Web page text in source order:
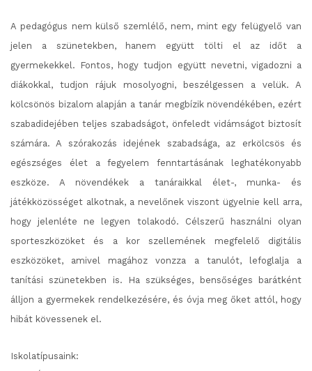
A pedagógus nem külső szemlélő, nem, mint egy felügyelő van
jelen a szünetekben, hanem együtt tölti el az időt a
gyermekekkel. Fontos, hogy tudjon együtt nevetni, vigadozni a
diákokkal, tudjon rájuk mosolyogni, beszélgessen a velük. A
kölcsönös bizalom alapján a tanár megbízik növendékében, ezért
szabadidejében teljes szabadságot, önfeledt vidámságot biztosít
számára. A szórakozás idejének szabadsága, az erkölcsös és
egészséges élet a fegyelem fenntartásának leghatékonyabb
eszköze. A növendékek a tanáraikkal élet-, munka- és
játékközösséget alkotnak, a nevelőnek viszont ügyelnie kell arra,
hogy jelenléte ne legyen tolakodó. Célszerű használni olyan
sporteszközöket és a kor szellemének megfelelő digitális
eszközöket, amivel magához vonzza a tanulót, lefoglalja a
tanítási szünetekben is. Ha szükséges, bensőséges barátként
álljon a gyermekek rendelkezésére, és óvja meg őket attól, hogy
hibát kövessenek el.
Iskolatípusaink: